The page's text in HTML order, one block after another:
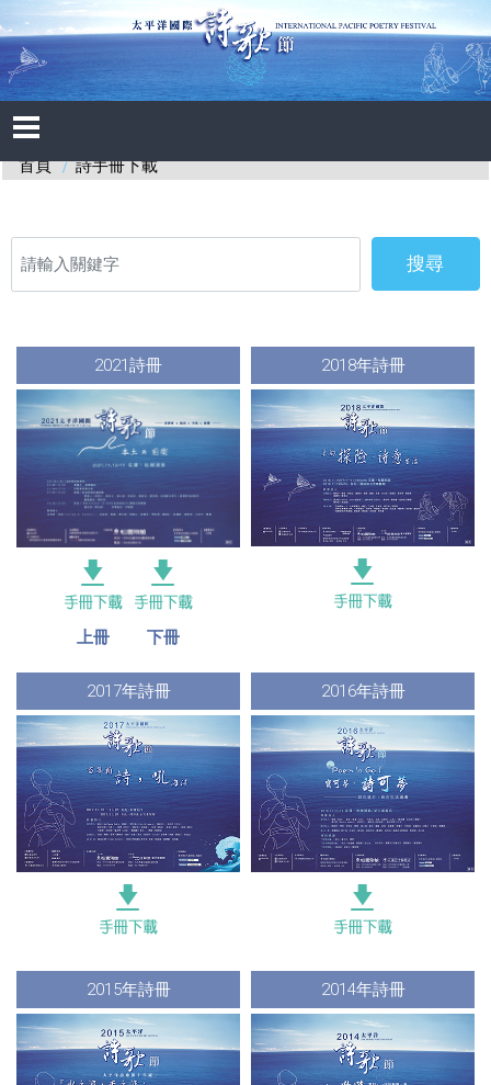
首頁 詩手冊下載
搜尋
2021詩冊
上冊 下冊
2018年詩冊
2017年詩冊 2016年詩冊
2015年詩冊 2014年詩冊